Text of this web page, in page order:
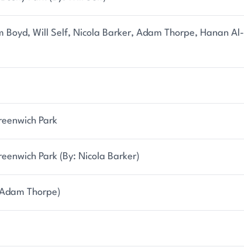
Boyd, Will Self, Nicola Barker, Adam Thorpe, Hanan Al-
Park
Park (By: Nicola Barker)
Thorpe)